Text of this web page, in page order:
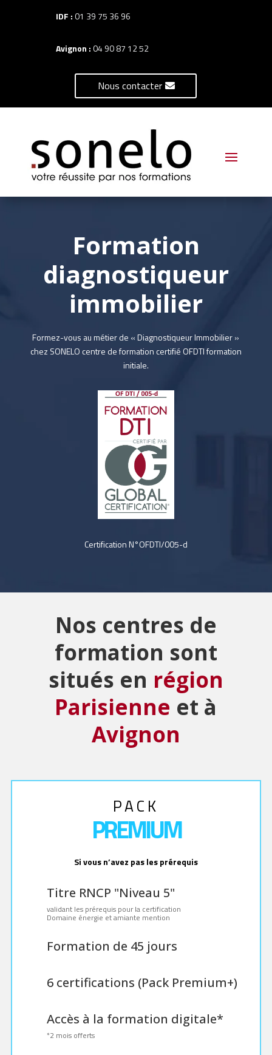
IDF :01 39 75 36 96
Avignon :04 90 87 12 52
Nous contacter
Formation
diagnostiqueur
immobilier
Formez-vous au métier de « Diagnostiqueur Immobilier »
chez SONELO centre de formation certifié OFDTI formation
initiale.
Certification N°OFDTI/005-d
Nos centres de
formation sont
situés en région
Parisienne et à
Avignon
PACK
PREMIUM
Si vous n’avez pas les prérequis
Titre RNCP "Niveau 5"
validant les prérequis pour la certification
Domaine énergie et amiante mention
Formation de 45 jours
6 certifications (Pack Premium+)
Accès à la formation digitale*
*2 mois offerts